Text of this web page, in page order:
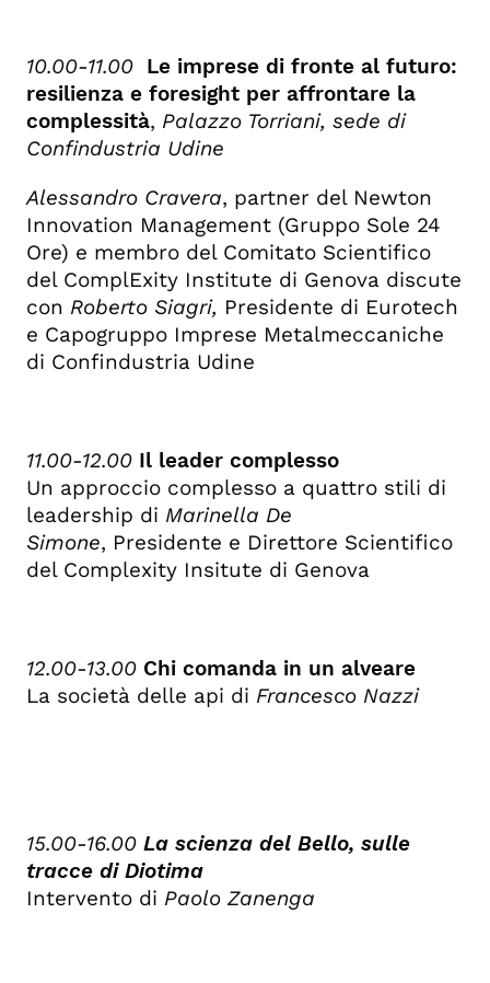
10.00-11.00 Le imprese di fronte al futuro:
resilienza e foresight per affrontare la
complessità, Palazzo Torriani, sede di
Confindustria Udine
Alessandro Cravera, partner del Newton
Innovation Management (Gruppo Sole 24
Ore) e membro del Comitato Scientifico
del ComplExity Institute di Genova discute
con Roberto Siagri, Presidente di Eurotech
e Capogruppo Imprese Metalmeccaniche
di Confindustria Udine
11.00-12.00 Il leader complesso
Un approccio complesso a quattro stili di
leadership di Marinella De
Simone, Presidente e Direttore Scientifico
del Complexity Insitute di Genova
12.00-13.00 Chi comanda in un alveare
La società delle api di Francesco Nazzi
15.00-16.00 La scienza del Bello, sulle
tracce di Diotima
Intervento di Paolo Zanenga